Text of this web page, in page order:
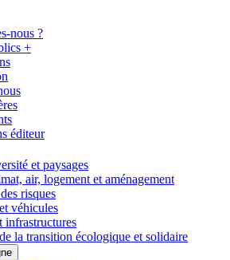
nous ?
+
éditeur
et paysages
air, logement et aménagement
risques
véhicules
infrastructures
la transition écologique et solidaire